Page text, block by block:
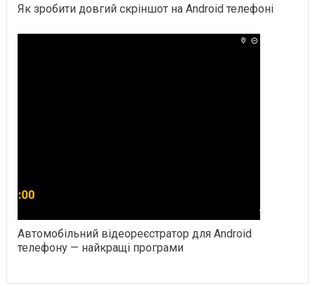
Як зробити довгий скріншот на Android телефоні
Автомобільний відеореєстратор для Android
телефону — найкращі програми